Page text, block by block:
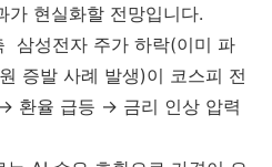
가 현실화할 전망입니다.
삼성전자 주가 하락(이미 파
증발 사례 발생)이 코스피 전
환율 급등 → 금리 인상 압력